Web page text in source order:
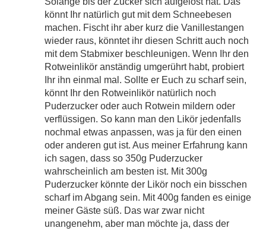
könnt Ihr natürlich gut mit dem Schneebesen
machen. Fischt ihr aber kurz die Vanillestangen
wieder raus, könntet ihr diesen Schritt auch noch
mit dem Stabmixer beschleunigen. Wenn Ihr den
Rotweinlikör anständig umgerührt habt, probiert
Ihr ihn einmal mal. Sollte er Euch zu scharf sein,
könnt Ihr den Rotweinlikör natürlich noch
Puderzucker oder auch Rotwein mildern oder
verflüssigen. So kann man den Likör jedenfalls
nochmal etwas anpassen, was ja für den einen
oder anderen gut ist. Aus meiner Erfahrung kann
ich sagen, dass so 350g Puderzucker
wahrscheinlich am besten ist. Mit 300g
Puderzucker könnte der Likör noch ein bisschen
scharf im Abgang sein. Mit 400g fanden es einige
meiner Gäste süß. Das war zwar nicht
unangenehm, aber man möchte ja, dass der